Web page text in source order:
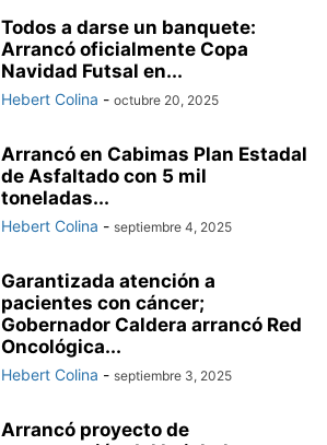
Todos a darse un banquete:
Arrancó oficialmente Copa
Navidad Futsal en...
Hebert Colina - octubre 20, 2025
Arrancó en Cabimas Plan Estadal
de Asfaltado con 5 mil
toneladas...
Hebert Colina - septiembre 4, 2025
Garantizada atención a
pacientes con cáncer;
Gobernador Caldera arrancó Red
Oncológica...
Hebert Colina - septiembre 3, 2025
Arrancó proyecto de